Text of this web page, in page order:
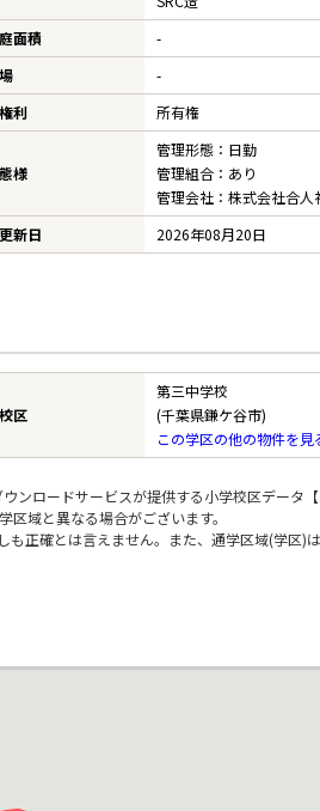
面積
-
-
利 所有権
様
管理形態：日勤
管理組合：あり
管理会社：株式会社合人
新日
2026年08月20日
区
第三中学校
(千葉県鎌ケ谷市)
この学区の他の物件を見
ンロードサービスが提供する小学校区データ
域と異なる場合がございます。
正確とは言えません。また、通学区域(学区)